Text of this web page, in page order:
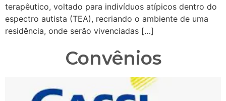
terapêutico, voltado para indivíduos atípicos dentro do
espectro autista (TEA), recriando o ambiente de uma
residência, onde serão vivenciadas […]
Convênios